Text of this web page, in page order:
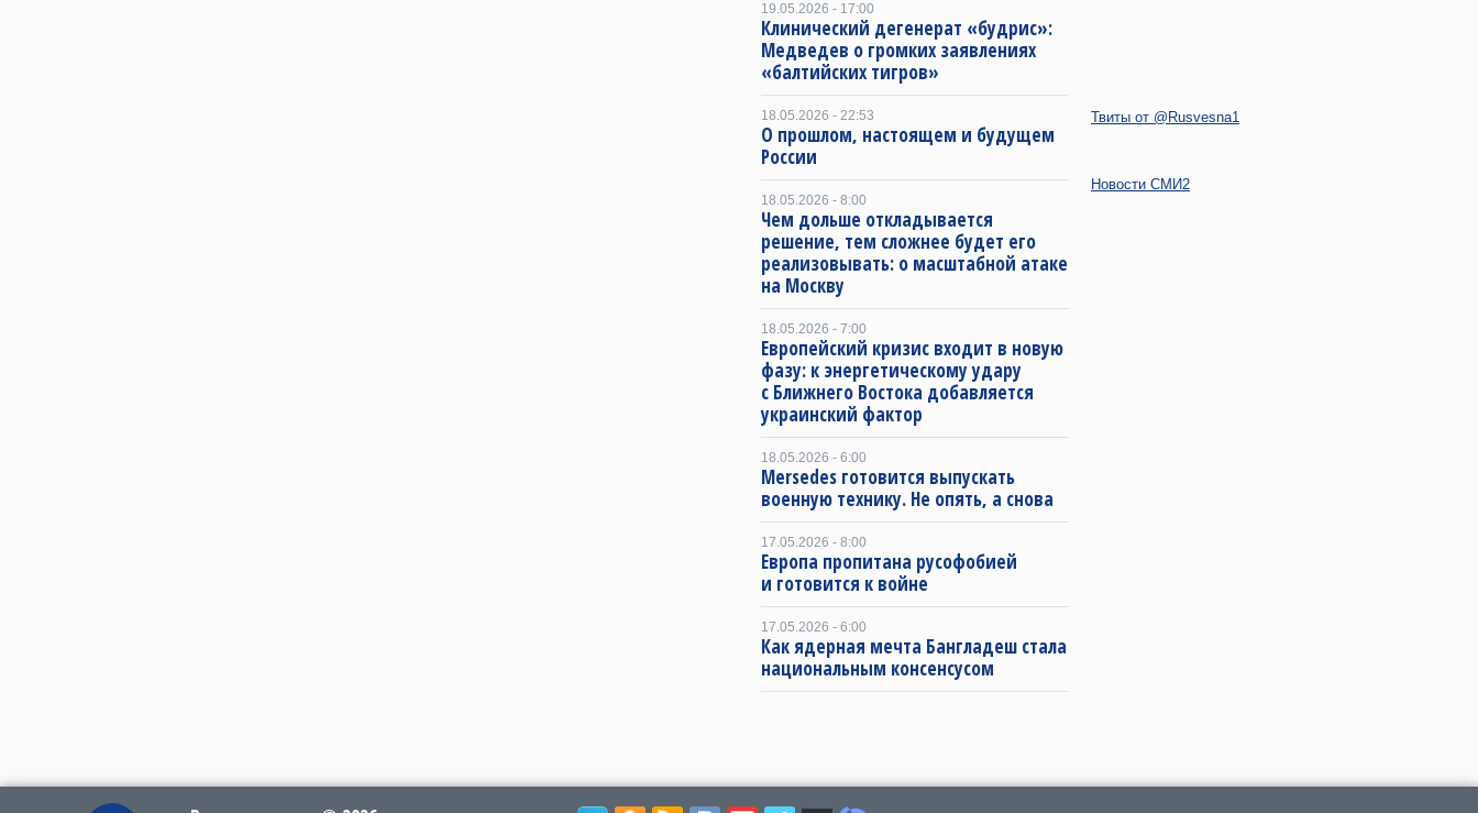
19.05.2026 - 17:00
Клинический дегенерат «будрис»:
Медведев о громких заявлениях
«балтийских тигров»
18.05.2026 - 22:53
О прошлом, настоящем и будущем
России
18.05.2026 - 8:00
Чем дольше откладывается
решение, тем сложнее будет его
реализовывать: о масштабной атаке
на Москву
18.05.2026 - 7:00
Европейский кризис входит в новую
фазу: к энергетическому удару
с Ближнего Востока добавляется
украинский фактор
18.05.2026 - 6:00
Mersedes готовится выпускать
военную технику. Не опять, а снова
17.05.2026 - 8:00
Европа пропитана русофобией
и готовится к войне
17.05.2026 - 6:00
Как ядерная мечта Бангладеш стала
национальным консенсусом
Твиты от @Rusvesna1
Новости СМИ2